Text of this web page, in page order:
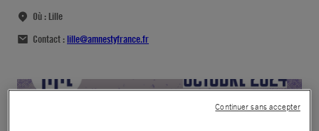
Où : Lille
Contact :lille@amnestyfrance.fr
Continuer sans accepter